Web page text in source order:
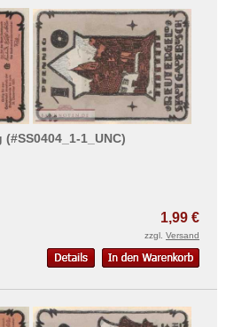
1_UNC)
1,99 €
zzgl. Versand